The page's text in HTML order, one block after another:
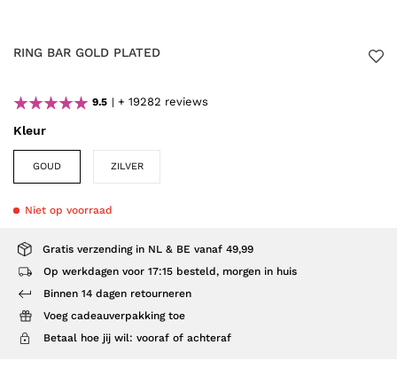
RING BAR GOLD PLATED
Kleur
GOUD ZILVER
9.5 + 19282 reviews
Gratis verzending in NL & BE vanaf 49,99
Op werkdagen voor 17:15 besteld, morgen in huis
Binnen 14 dagen retourneren
Voeg cadeauverpakking toe
Betaal hoe jij wil: vooraf of achteraf
Niet op voorraad